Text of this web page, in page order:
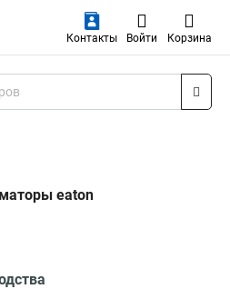
Контакты Войти Корзина
eaton